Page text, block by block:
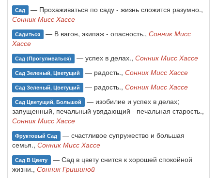
Сад — Прохаживаться по саду - жизнь сложится разумно.,
Сонник Мисс Хассе
Садиться — В вагон, экипаж - опасность., Сонник Мисс
Хассе
Сад (прогуливаться) — успех в делах., Сонник Мисс Хассе
Сад Зеленый, Цветущий — радость., Сонник Мисс Хассе
Сад Зеленый, Цветущий — радость., Сонник Мисс Хассе
Сад Цветущий, Большой — изобилие и успех в делах;
запущенный, печальный увядающий - печальная старость.,
Сонник Мисс Хассе
Фруктовый Сад — счастливое супружество и большая
семья., Сонник Мисс Хассе
Сад В Цвету — Сад в цвету снится к хорошей спокойной
жизни., Сонник Гришиной